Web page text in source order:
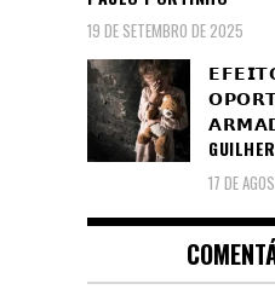
19 DE SETEMBRO DE 2025
17 DE